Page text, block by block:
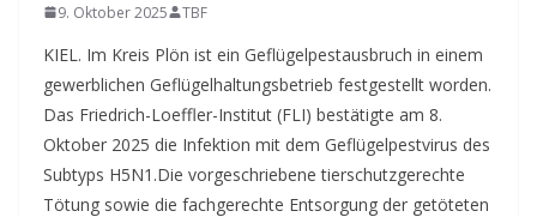
9. Oktober 2025 TBF
KIEL. Im Kreis Plön ist ein Geflügelpestausbruch in einem
gewerblichen Geflügelhaltungsbetrieb festgestellt worden.
Das Friedrich-Loeffler-Institut (FLI) bestätigte am 8.
Oktober 2025 die Infektion mit dem Geflügelpestvirus des
Subtyps H5N1.Die vorgeschriebene tierschutzgerechte
Tötung sowie die fachgerechte Entsorgung der getöteten